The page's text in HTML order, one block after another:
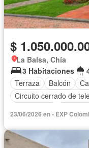
$
La Balsa, Chía
3 Habitaciones
Terraza
Balcón
Circuito cerrado de
23/06/2026 en - EXP